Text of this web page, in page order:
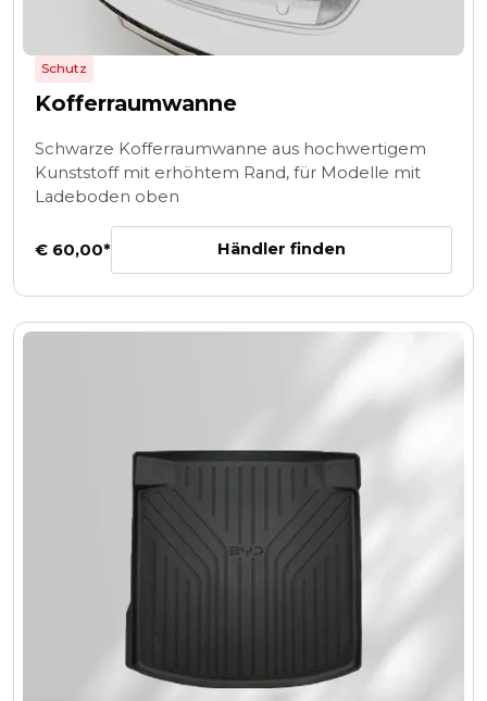
Schutz
Kofferraumwanne
Schwarze Kofferraumwanne aus hochwertigem
Kunststoff mit erhöhtem Rand, für Modelle mit
Ladeboden oben
€ 60,00* Händler finden